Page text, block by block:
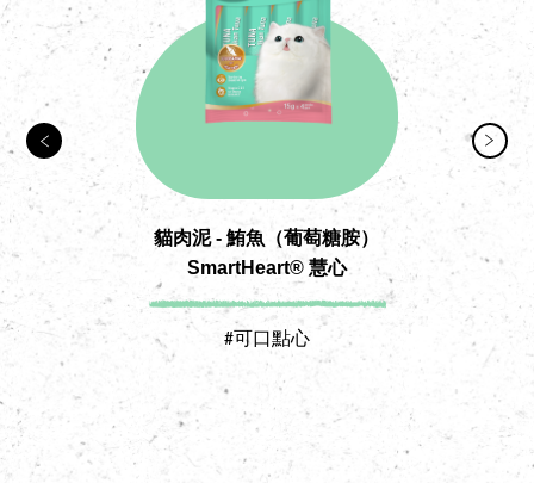
貓肉泥 - 鮪魚（葡萄糖胺）
SmartHeart® 慧心
#可口點心